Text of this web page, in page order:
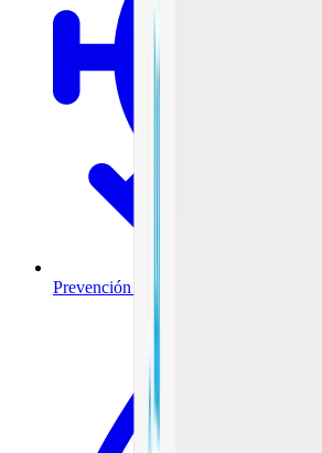
Prevención y tratamiento de infecciones